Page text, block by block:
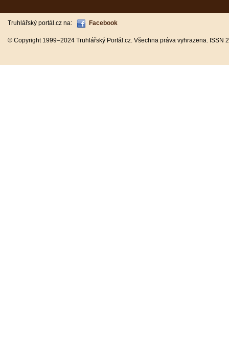
Truhlářský portál.cz na: Facebook
© Copyright 1999–2024 Truhlářský Portál.cz. Všechna práva vyhrazena.